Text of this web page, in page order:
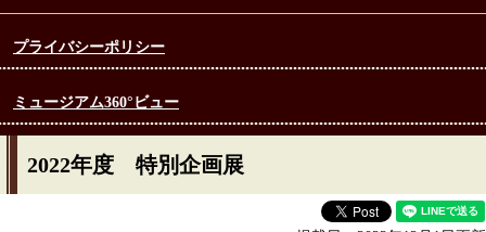
プライバシーポリシー
ミュージアム360°ビュー
2022年度 特別企画展